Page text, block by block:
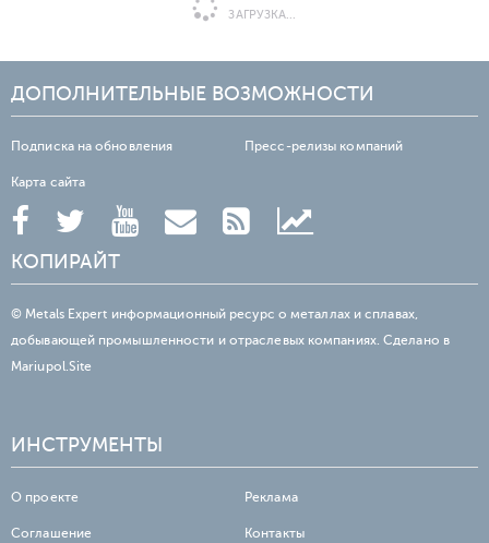
ЗАГРУЗКА...
ДОПОЛНИТЕЛЬНЫЕ ВОЗМОЖНОСТИ
Подписка на обновления Пресс-релизы компаний
Карта сайта
КОПИРАЙТ
© Metals Expert информационный ресурс о металлах и сплавах,
добывающей промышленности и отраслевых компаниях. Сделано в
Mariupol.Site
ИНСТРУМЕНТЫ
О проекте Реклама
Соглашение Контакты